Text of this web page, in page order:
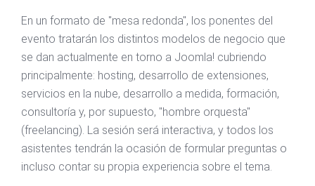
En un formato de "mesa redonda", los ponentes del
evento tratarán los distintos modelos de negocio que
se dan actualmente en torno a Joomla! cubriendo
principalmente: hosting, desarrollo de extensiones,
servicios en la nube, desarrollo a medida, formación,
consultoría y, por supuesto, "hombre orquesta"
(freelancing). La sesión será interactiva, y todos los
asistentes tendrán la ocasión de formular preguntas o
incluso contar su propia experiencia sobre el tema.